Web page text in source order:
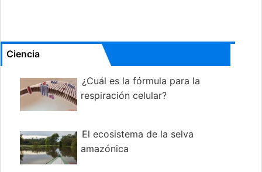
Ciencia
¿Cuál es la fórmula para la
respiración celular?
El ecosistema de la selva
amazónica